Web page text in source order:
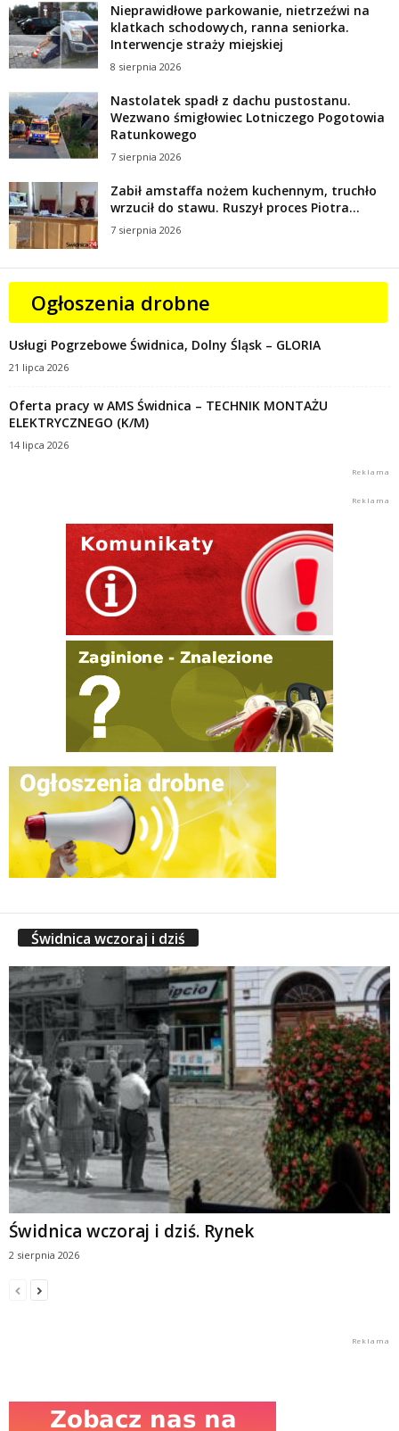
Nieprawidłowe parkowanie, nietrzeźwi na
klatkach schodowych, ranna seniorka.
Interwencje straży miejskiej
8 sierpnia 2026
Nastolatek spadł z dachu pustostanu.
Wezwano śmigłowiec Lotniczego Pogotowia
Ratunkowego
7 sierpnia 2026
Zabił amstaffa nożem kuchennym, truchło
wrzucił do stawu. Ruszył proces Piotra...
7 sierpnia 2026
Ogłoszenia drobne
Usługi Pogrzebowe Świdnica, Dolny Śląsk – GLORIA
21 lipca 2026
Oferta pracy w AMS Świdnica – TECHNIK MONTAŻU
ELEKTRYCZNEGO (K/M)
14 lipca 2026
Świdnica wczoraj i dziś
Świdnica wczoraj i dziś. Rynek
2 sierpnia 2026